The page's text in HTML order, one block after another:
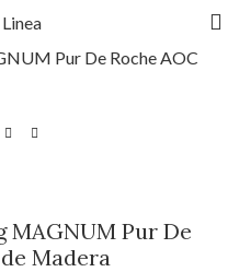
MAGNUM Pur De
Madera